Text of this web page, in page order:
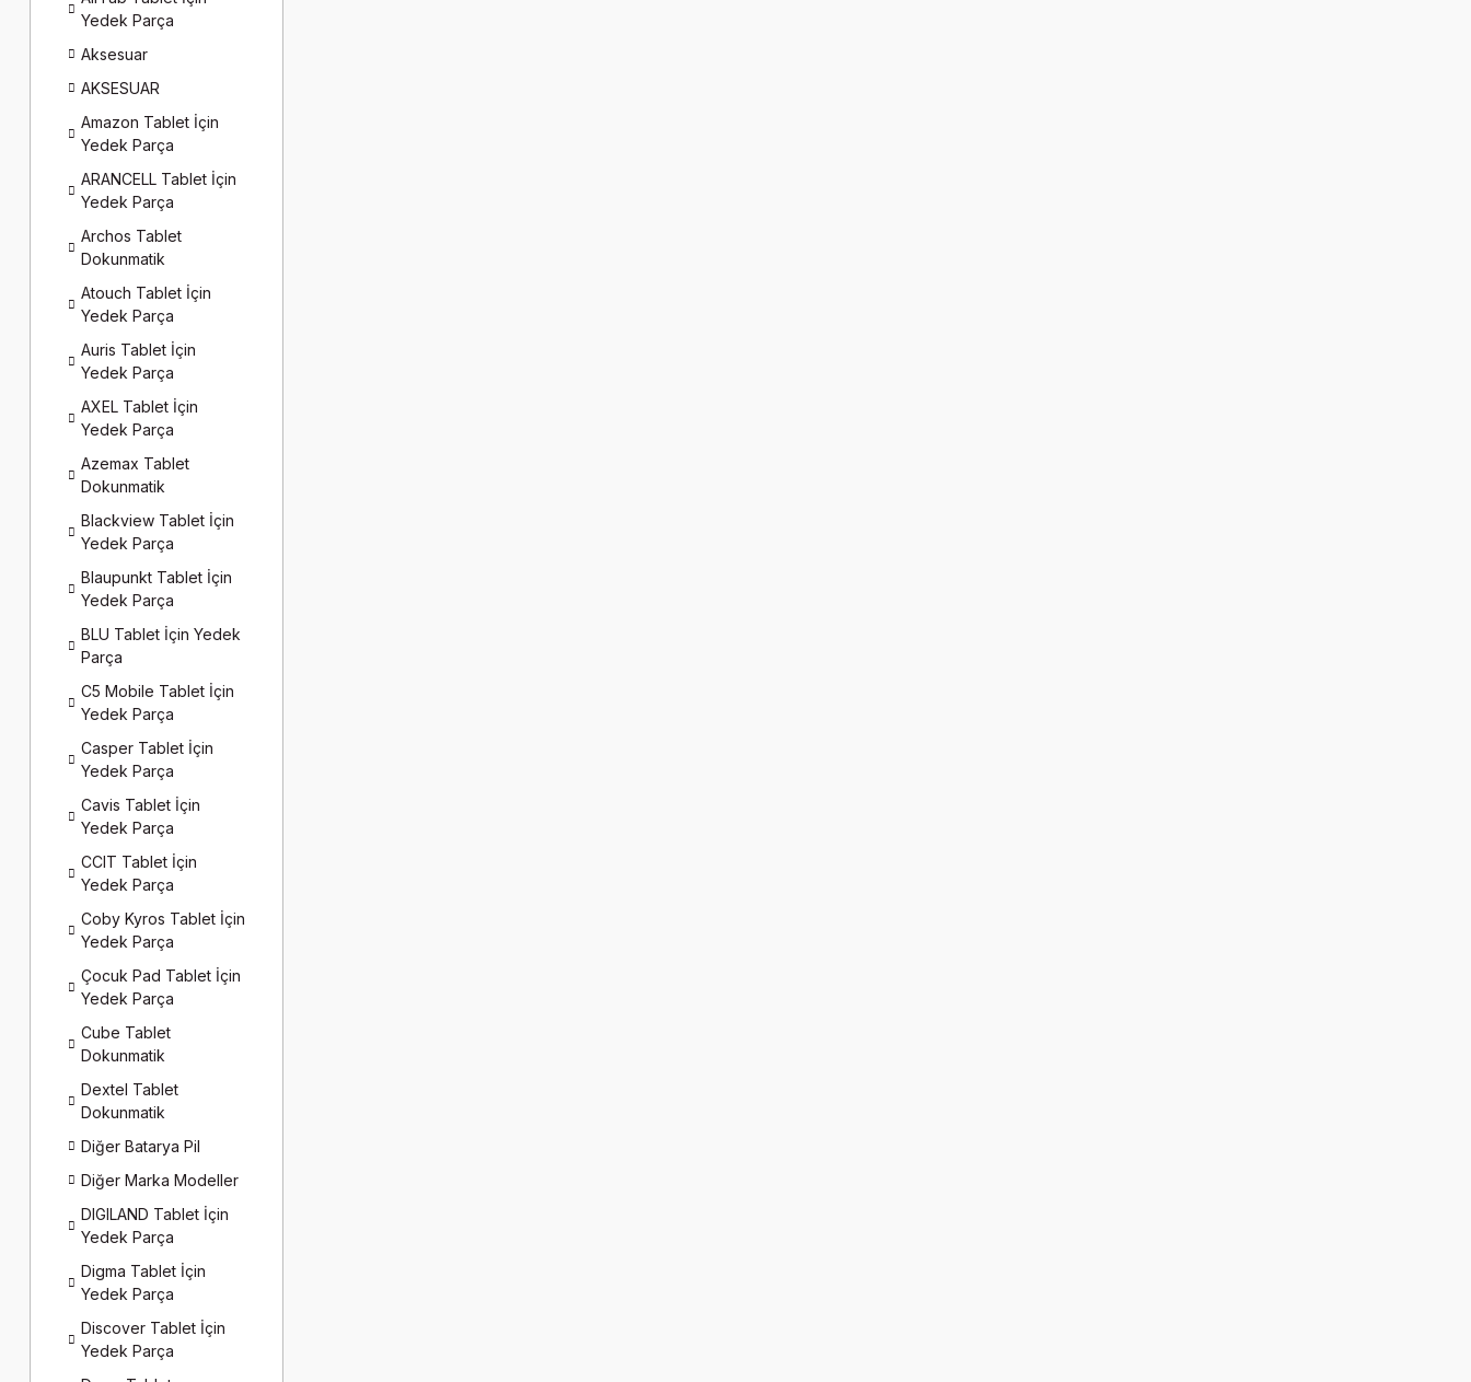
Yedek Parça
Aksesuar
AKSESUAR
Amazon Tablet İçin
Yedek Parça
ARANCELL Tablet İçin
Yedek Parça
Archos Tablet
Dokunmatik
Atouch Tablet İçin
Yedek Parça
Auris Tablet İçin
Yedek Parça
AXEL Tablet İçin
Yedek Parça
Azemax Tablet
Dokunmatik
Blackview Tablet İçin
Yedek Parça
Blaupunkt Tablet İçin
Yedek Parça
BLU Tablet İçin Yedek
Parça
C5 Mobile Tablet İçin
Yedek Parça
Casper Tablet İçin
Yedek Parça
Cavis Tablet İçin
Yedek Parça
CCIT Tablet İçin
Yedek Parça
Coby Kyros Tablet İçin
Yedek Parça
Çocuk Pad Tablet İçin
Yedek Parça
Cube Tablet
Dokunmatik
Dextel Tablet
Dokunmatik
Diğer Batarya Pil
Diğer Marka Modeller
DIGILAND Tablet İçin
Yedek Parça
Digma Tablet İçin
Yedek Parça
Discover Tablet İçin
Yedek Parça